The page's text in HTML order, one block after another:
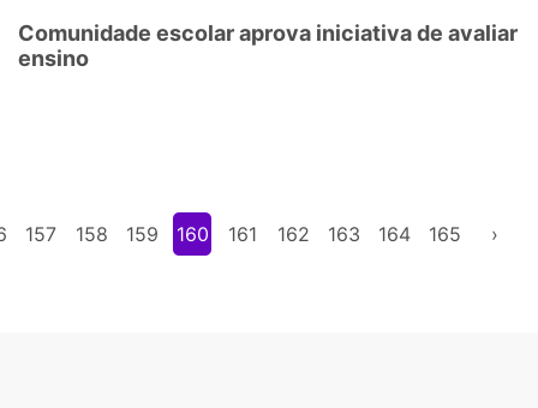
Comunidade escolar aprova iniciativa de avaliar
ensino
157 158 159 160 161 162 163 164 165 ›